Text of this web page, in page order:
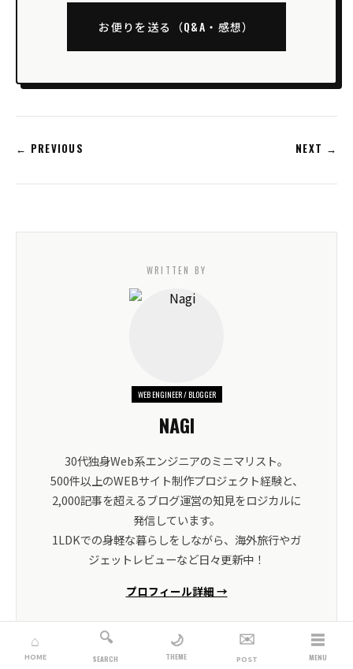
お便りを送る（Q&A・感想）
← PREVIOUS NEXT →
WRITTEN BY
WEB ENGINEER / BLOGGER
NAGI
30代独身Web系エンジニアのミニマリスト。
500件以上のWEBサイト制作プロジェクト経験と、
2,000記事を超えるブログ運営の知見をロジカルに
発信しています。
1LDKでの身軽な暮らしをしながら、海外旅行やガ
ジェットレビューなど日々更新中！
プロフィール詳細 →
⌂
HOME
🔍
SEARCH
🌙
THEME
✉️
POST
☰
MENU